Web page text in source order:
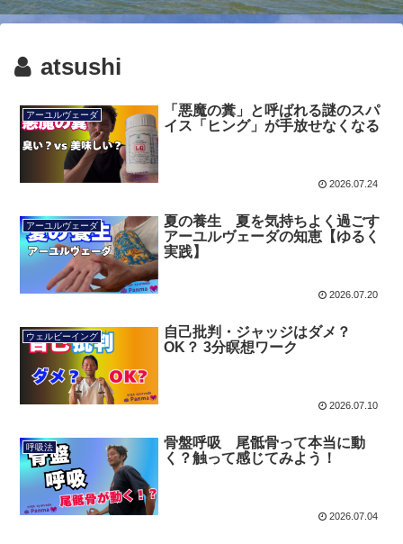
atsushi
アーユルヴェーダ
「悪魔の糞」と呼ばれる謎のスパ
イス「ヒング」が手放せなくなる
2026.07.24
アーユルヴェーダ
夏の養生 夏を気持ちよく過ごす
アーユルヴェーダの知恵【ゆるく
実践】
2026.07.20
ウェルビーイング
自己批判・ジャッジはダメ？
OK？ 3分瞑想ワーク
2026.07.10
呼吸法
骨盤呼吸 尾骶骨って本当に動
く？触って感じてみよう！
2026.07.04